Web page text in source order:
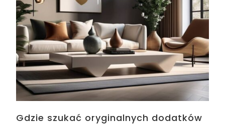
Gdzie szukać oryginalnych dodatków